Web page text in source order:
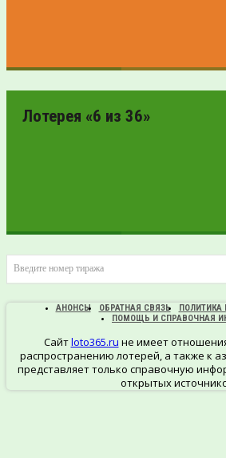
ПРОВЕРИТЬ
БИЛЕТ
Лотерея «6 из 36»
ПРОВЕРИТЬ
БИЛЕТ
Введите номер тиража
АНОНСЫ ОБРАТНАЯ СВЯЗЬ
ПОМОЩЬ И СПРАВОЧНАЯ
Сайтloto365.ru не имеет
распространению лотерей, а также к
представляет только справочную
открытых